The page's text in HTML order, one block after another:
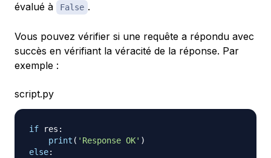
évalué à
False .
Vous pouvez vérifier si une requête a répondu avec
succès en vérifiant la véracité de la réponse. Par
exemple :
script.py
if res :
print ( 'Response OK' )
else: